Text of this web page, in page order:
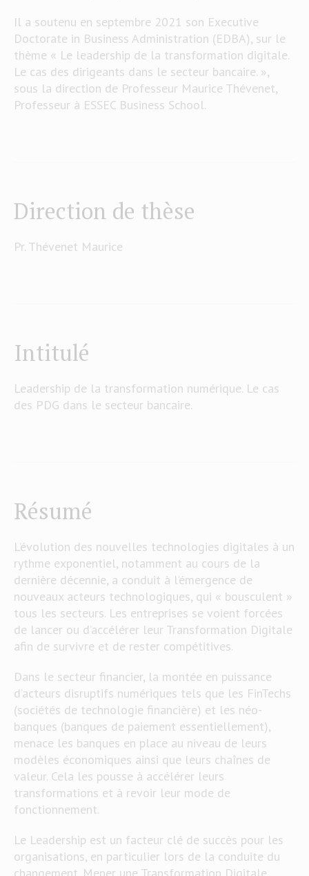
Il a soutenu en septembre 2021 son Executive
Doctorate in Business Administration (EDBA), sur le
thème « Le leadership de la transformation digitale.
Le cas des dirigeants dans le secteur bancaire. »,
sous la direction de Professeur Maurice Thévenet,
Professeur à ESSEC Business School.
Direction de thèse
Pr. Thévenet Maurice
Intitulé
Leadership de la transformation numérique. Le cas
des PDG dans le secteur bancaire.
Résumé
L’évolution des nouvelles technologies digitales à un
rythme exponentiel, notamment au cours de la
dernière décennie, a conduit à l’émergence de
nouveaux acteurs technologiques, qui « bousculent »
tous les secteurs. Les entreprises se voient forcées
de lancer ou d’accélérer leur Transformation Digitale
afin de survivre et de rester compétitives.
Dans le secteur financier, la montée en puissance
d’acteurs disruptifs numériques tels que les FinTechs
(sociétés de technologie financière) et les néo-
banques (banques de paiement essentiellement),
menace les banques en place au niveau de leurs
modèles économiques ainsi que leurs chaînes de
valeur. Cela les pousse à accélérer leurs
transformations et à revoir leur mode de
fonctionnement.
Le Leadership est un facteur clé de succès pour les
organisations, en particulier lors de la conduite du